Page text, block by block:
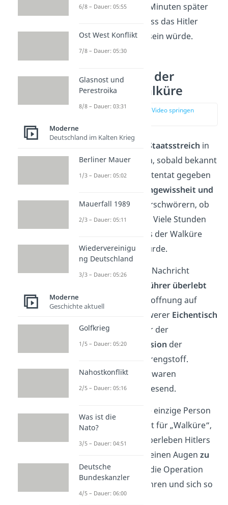
und verließ ein paar Minuten später
den Raum. Sicher, dass das Hitler
Attentat erfolgreich sein würde.
Das Scheitern der
Operation Walküre
zur Stelle im Video springen
Staatsstreich in
Gang gesetzt werden, sobald bekannt
wurde, dass es ein Attentat gegeben
Ungewissheit und
Zögernunter den Verschwörern, ob
Hitler wirklich tot sei. Viele Stunden
vergingen, ohne dass der Walküre
Befehl genehmigt wurde.
Als sie schließlich die Nachricht
Führer überlebt
hatte, gab es keine Hoffnung auf
Erfolg mehr. Ein schwerer Eichentisch
beschützte Hitler
vor der
geschwächten Explosion der
einzelnen Ladung Sprengstoff.
Himmler und Göring waren
überhaupt nicht anwesend.
, die einzige Person
mit der Befehlsgewalt für „Walküre“,
weigerte sich. Das Überleben Hitlers
machte den Plan in seinen Augen zu
gefährlich. Er wollte die Operation
nicht weiter durchführen und sich so
selbst retten.
6/8 – Dauer: 05:55
Ost West Konflikt
7/8 – Dauer: 05:30
Glasnost und
Perestroika
8/8 – Dauer: 03:31
Moderne
Deutschland im Kalten Krieg
Berliner Mauer
1/3 – Dauer: 05:02
Mauerfall 1989
2/3 – Dauer: 05:11
Wiedervereinigu
ng Deutschland
3/3 – Dauer: 05:26
Moderne
Geschichte aktuell
Golfkrieg
1/5 – Dauer: 05:20
Nahostkonflikt
2/5 – Dauer: 05:16
Was ist die
Nato?
3/5 – Dauer: 04:51
Deutsche
Bundeskanzler
4/5 – Dauer: 06:00